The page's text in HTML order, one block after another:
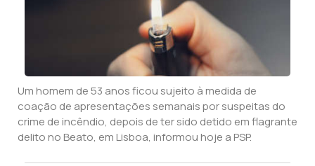
Um homem de 53 anos ficou sujeito à medida de
coação de apresentações semanais por suspeitas do
crime de incêndio, depois de ter sido detido em flagrante
delito no Beato, em Lisboa, informou hoje a PSP.